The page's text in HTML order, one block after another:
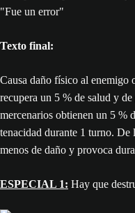
Texto final:
Causa daño físico al
recupera un 5 % de salud y
mercenarios obtienen un 5 %
tenacidad durante 1 turno. De
menos de daño y provoca
ESPECIAL 1: Hay que